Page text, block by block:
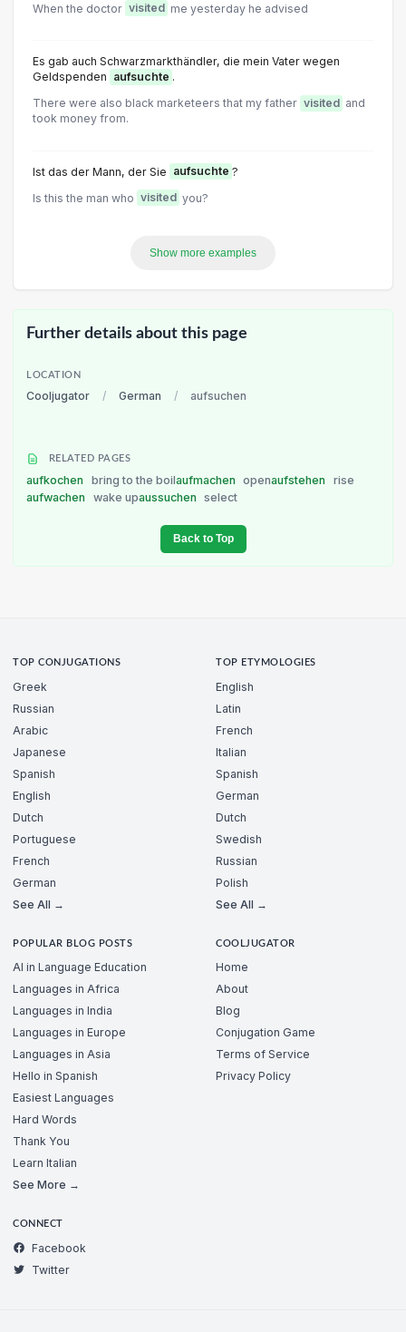
When the doctor visited me yesterday he advised
Es gab auch Schwarzmarkthändler, die mein Vater wegen
Geldspenden aufsuchte .
There were also black marketeers that my father visited and
took money from.
Ist das der Mann, der Sie aufsuchte ?
Is this the man who visited you?
Show more examples
Further details about this page
LOCATION
Cooljugator / German / aufsuchen
RELATED PAGES
aufkochen bring to the boilaufmachen openaufstehen
rise
aufwachen
wake upaussuchen select
Back to Top
TOP CONJUGATIONS
Greek
Russian
Arabic
Japanese
Spanish
English
Dutch
Portuguese
French
German
See All →
TOP ETYMOLOGIES
English
Latin
French
Italian
Spanish
German
Dutch
Swedish
Russian
Polish
See All →
POPULAR BLOG POSTS
AI in Language Education
Languages in Africa
Languages in India
Languages in Europe
Languages in Asia
Hello in Spanish
Easiest Languages
Hard Words
Thank You
Learn Italian
See More →
COOLJUGATOR
Home
About
Blog
Conjugation Game
Terms of Service
Privacy Policy
CONNECT
Facebook
Twitter